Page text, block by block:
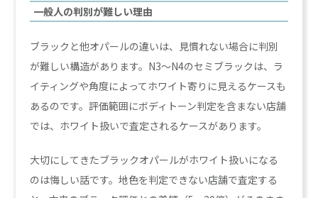
一般人の判別が難しい理由
ブラックと他オパールの違いは、見慣れない場合に判別
が難しい構造があります。N3〜N4のセミブラックは、ラ
イティングや角度によってホワイト寄りに見えるケースも
あるのです。評価範囲にボディトーン判定を含まない店舗
では、ホワイト扱いで査定されるケースがあります。
大切にしてきたブラックオパールがホワイト扱いになる
のは悔しい話です。地色を判定できない店舗で査定する